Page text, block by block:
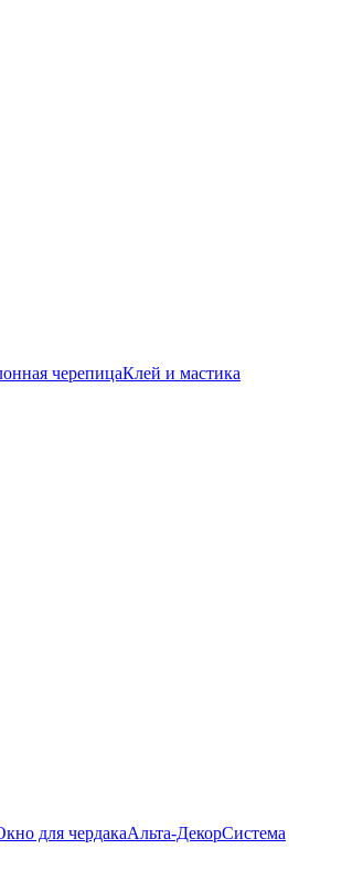
черепицаКлей и мастика
для чердакаАльта-ДекорСистема